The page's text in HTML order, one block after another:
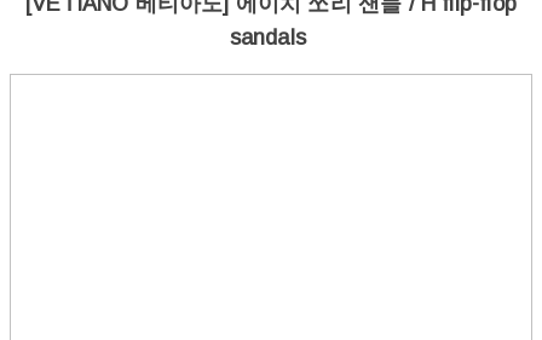
sandals